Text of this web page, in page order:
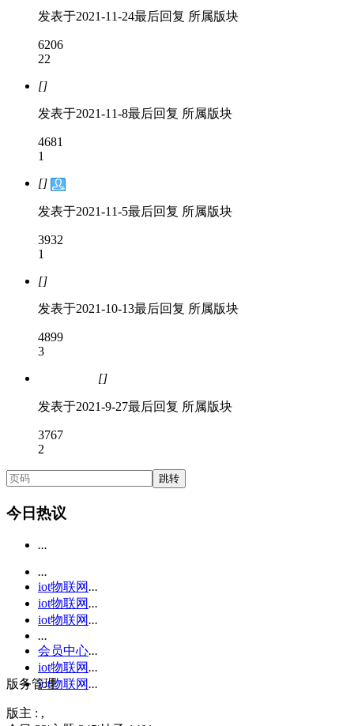
发表于2021-11-24最后回复 所属版块
6206
22
[]
发表于2021-11-8最后回复 所属版块
4681
1
[]
发表于2021-11-5最后回复 所属版块
3932
1
[]
发表于2021-10-13最后回复 所属版块
4899
3
[]
发表于2021-9-27最后回复 所属版块
3767
2
跳转
今日热议
...
...
iot物联网...
iot物联网...
iot物联网...
...
会员中心...
iot物联网...
iot物联网...
版务管理
版主 : ,